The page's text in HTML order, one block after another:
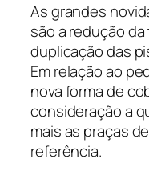
As grandes
são a redução
duplicação das
Em relação ao
nova forma de
consideração a
mais as praças
referência.